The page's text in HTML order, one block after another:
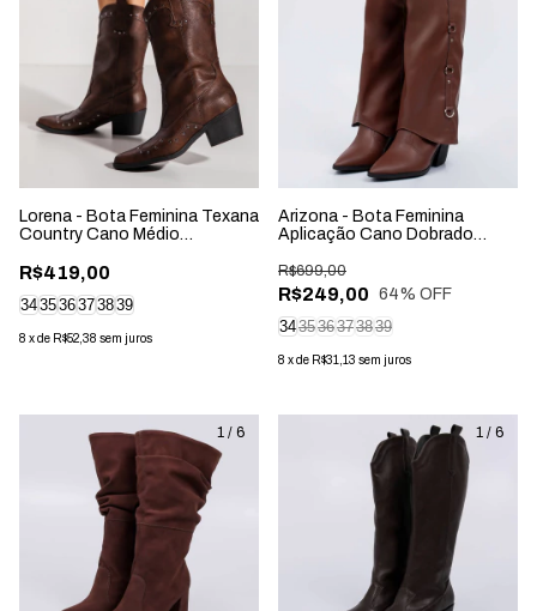
Lorena - Bota Feminina Texana
Country Cano Médio
R$419,00
343536373839
8 xde R$52,38 sem juros
Arizona - Bota Feminina
Aplicação Cano Dobrado
R$249,00
R$699,00
64% OFF
343536373839
8 xde R$31,13 sem juros
1 / 6 1 / 6